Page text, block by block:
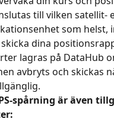
till vilken satellit-
som helst,
dina
lagras på DataHub
avbryts och skickas
spårning är även